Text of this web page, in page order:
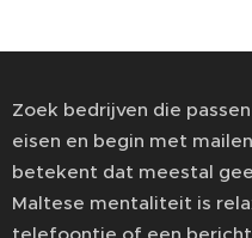
Zoek bedrijven die
eisen en begin met
betekent dat meestal
Maltese mentaliteit is